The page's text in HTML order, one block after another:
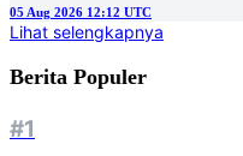
05 Aug 2026 12:12 UTC
Lihat selengkapnya
Berita Populer
#1